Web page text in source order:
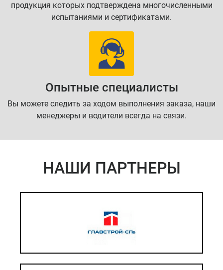
продукция которых подтверждена многочисленными
испытаниями и сертификатами.
Опытные специалисты
Вы можете следить за ходом выполнения заказа, наши
менеджеры и водители всегда на связи.
НАШИ ПАРТНЕРЫ